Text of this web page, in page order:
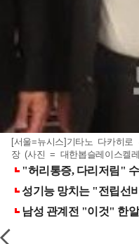
[서울=뉴시스]기타노 다카히로
장 (사진 = 대한봅슬레이스켈